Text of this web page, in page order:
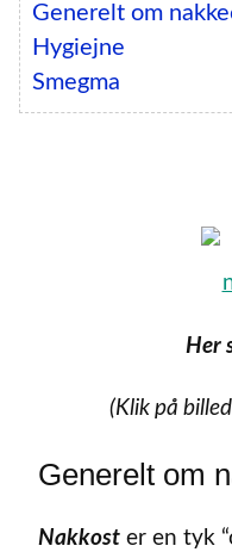
Generelt om
Hygiejne
Smegma
Her
(Klik på
Generelt om
Nakkost er en tyk